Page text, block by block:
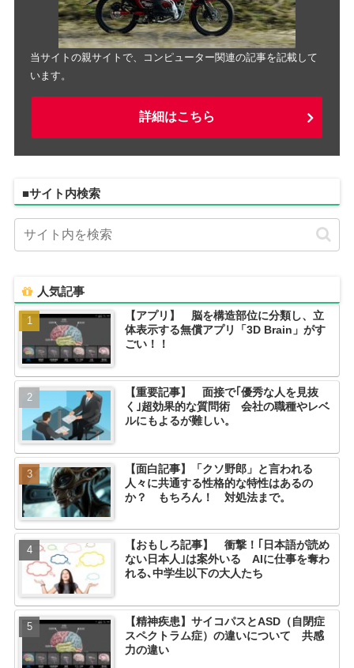
当サイトの親サイトで、コンピューター関連の記事を記載して
います。
詳細はこちら
■サイト内検索
人気記事
【アプリ】 脳を構造部位に分類し、立
体表示する無償アプリ「3D Brain」がす
ごい！！
【重要記事】 面接で｢優秀な人を見抜
く｣超効果的な質問術 会社の職種やレベ
ルにもよるが難しい。
【面白記事】「クソ野郎」と言われる
人々に共通する性格的な特性はあるの
か？ もちろん！ 対処法まで。
【おもしろ記事】 衝撃！｢日本語が読め
ない日本人｣は案外いる AIに仕事を奪わ
れる､中学生以下の大人たち
【精神疾患】サイコパスとASD（自閉症
スペクトラム症）の違いについて 共感
力の違い